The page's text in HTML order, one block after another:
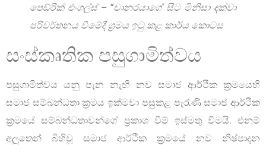
පෙඞ්රික් එංගල්ස් – “වානරයාගේ සිට මිනිසා දක්වා
පරිවර්තනය වීමේදී ශ්‍රමය ඉටු කළ කාර්ය කොටස
සංස්කෘතික පසුගාමිත්වය
පසුගාමිත්වය යනු පැන නැඟි නව සමාජ ආර්ථික ක්‍රමයෙහි
සමාජ සම්බන්ධතා ක්‍රමය ඉක්මවා පසුකළ පැරැණි සමාජ ආර්ථික
ක්‍රමයේ සම්බන්ධතාවන්ගේ ප්‍රකාශ වීම් ඉස්මතු වීමයි. එනම්
අලුතෙන් බිහිවූ සමාජ ආර්ථික ක්‍රමයේ නව නිෂ්පාදන